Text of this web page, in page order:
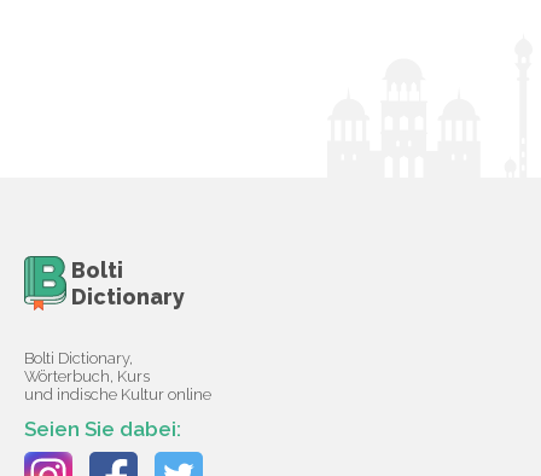
Bolti
Dictionary
Bolti Dictionary,
Wörterbuch, Kurs
und indische Kultur online
Seien Sie dabei: